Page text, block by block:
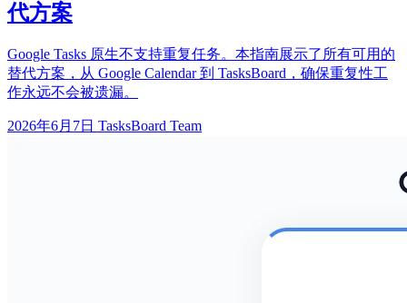
代方案
Google Tasks 原生不支持重复任务。本指南展示了所有可用的
替代方案，从 Google Calendar 到 TasksBoard，确保重复性工
作永远不会被遗漏。
2026年6月7日 TasksBoard Team